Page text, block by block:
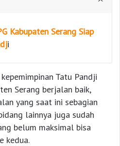
Kabupaten Serang Siap
i
Tatu Pandji
Serang berjalan baik,
yang saat ini sebagian
lainnya juga sudah
belum maksimal bisa
kedua.